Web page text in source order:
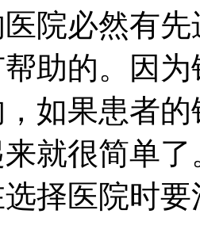
院必然有
助的。因
如果患者
就很简单
择医院时